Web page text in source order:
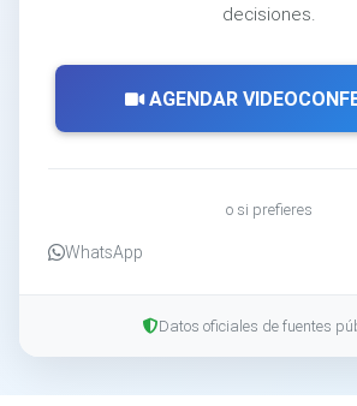
decisiones.
AGENDAR
o si prefieres
WhatsApp
Datos oficiales de fuentes